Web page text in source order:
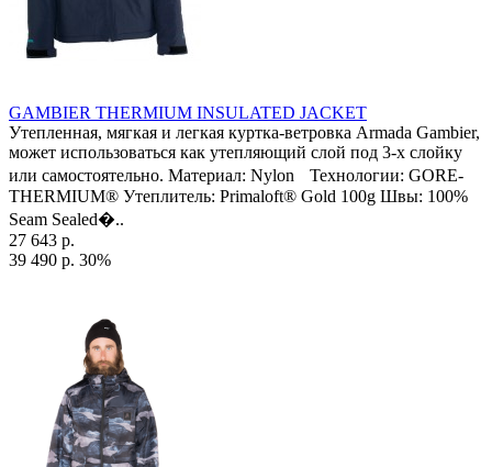
GAMBIER THERMIUM INSULATED JACKET
Утепленная, мягкая и легкая куртка-ветровка Armada Gambier,
может использоваться как утепляющий слой под 3-х слойку
или самостоятельно. Материал: Nylon Технологии: GORE-
THERMIUM® Утеплитель: Primaloft® Gold 100g Швы: 100%
Seam Sealed�..
27 643 р.
39 490 р. 30%